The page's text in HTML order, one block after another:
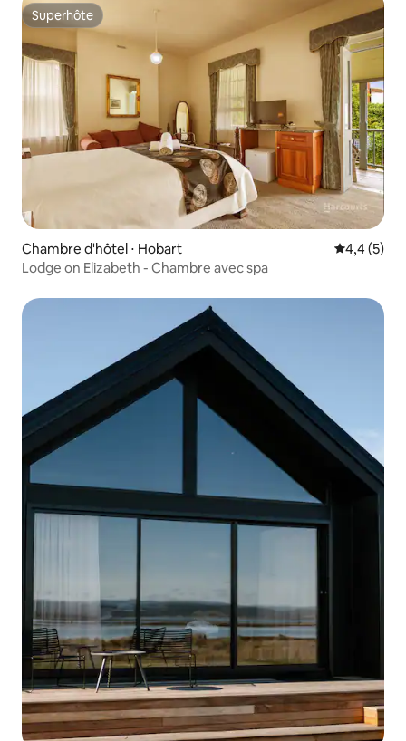
Superhôte
Superhôte
Chambre d'hôtel ⋅ Hobart Évaluation
4,4 (5)
Lodge on Elizabeth - Chambre avec spa